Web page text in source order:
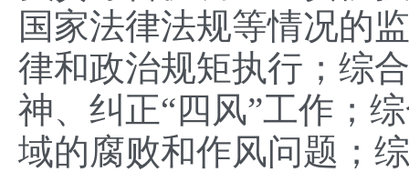
国家法律法规等情况的
律和政治规矩执行；综
神、纠正“四风”工作；
域的腐败和作风问题；